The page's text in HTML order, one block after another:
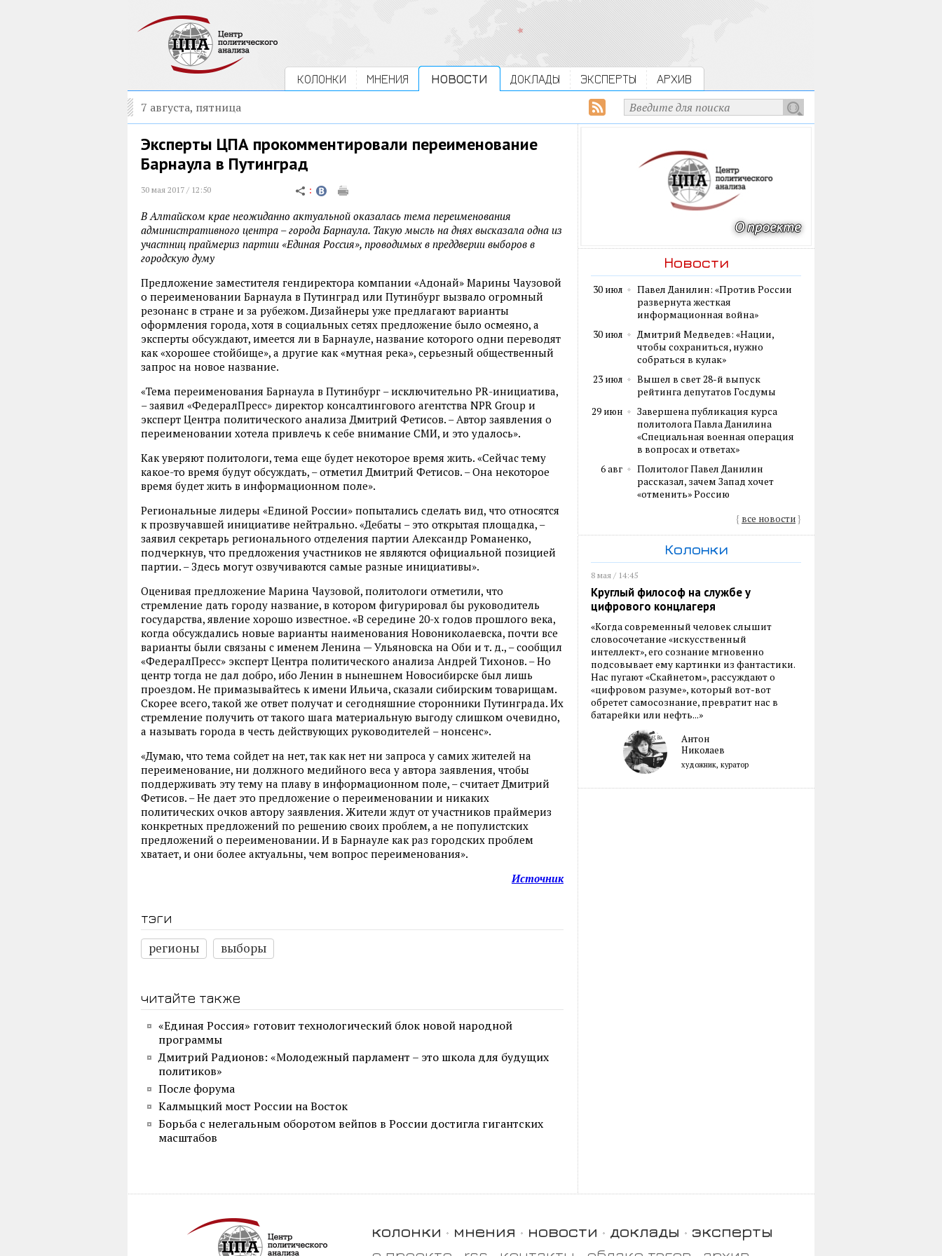
КОЛОНКИ МНЕНИЯ НОВОСТИ ДОКЛАДЫ ЭКСПЕРТЫ АРХИВ
7 августа, пятница
Эксперты ЦПА прокомментировали переименование
Барнаула в Путинград
30 мая 2017 / 12:50
В Алтайском крае неожиданно актуальной оказалась тема переименования
административного центра – города Барнаула. Такую мысль на днях высказала одна из
участниц праймериз партии «Единая Россия», проводимых в преддверии выборов в
городскую думу
Предложение заместителя гендиректора компании «Адонай» Марины Чаузовой
о переименовании Барнаула в Путинград или Путинбург вызвало огромный
резонанс в стране и за рубежом. Дизайнеры уже предлагают варианты
оформления города, хотя в социальных сетях предложение было осмеяно, а
эксперты обсуждают, имеется ли в Барнауле, название которого одни переводят
как «хорошее стойбище», а другие как «мутная река», серьезный общественный
запрос на новое название.
«Тема переименования Барнаула в Путинбург – исключительно PR-инициатива,
– заявил «ФедералПресс» директор консалтингового агентства NPR Group и
эксперт Центра политического анализа Дмитрий Фетисов. – Автор заявления о
переименовании хотела привлечь к себе внимание СМИ, и это удалось».
Как уверяют политологи, тема еще будет некоторое время жить. «Сейчас тему
какое-то время будут обсуждать, – отметил Дмитрий Фетисов. – Она некоторое
время будет жить в информационном поле».
Региональные лидеры «Единой России» попытались сделать вид, что относятся
к прозвучавшей инициативе нейтрально. «Дебаты – это открытая площадка, –
заявил секретарь регионального отделения партии Александр Романенко,
подчеркнув, что предложения участников не являются официальной позицией
партии. – Здесь могут озвучиваются самые разные инициативы».
Оценивая предложение Марина Чаузовой, политологи отметили, что
стремление дать городу название, в котором фигурировал бы руководитель
государства, явление хорошо известное. «В середине 20-х годов прошлого века,
когда обсуждались новые варианты наименования Новониколаевска, почти все
варианты были связаны с именем Ленина — Ульяновска на Оби и т. д., – сообщил
«ФедералПресс» эксперт Центра политического анализа Андрей Тихонов. – Но
центр тогда не дал добро, ибо Ленин в нынешнем Новосибирске был лишь
проездом. Не примазывайтесь к имени Ильича, сказали сибирским товарищам.
Скорее всего, такой же ответ получат и сегодняшние сторонники Путинграда. Их
стремление получить от такого шага материальную выгоду слишком очевидно,
а называть города в честь действующих руководителей – нонсенс».
«Думаю, что тема сойдет на нет, так как нет ни запроса у самих жителей на
переименование, ни должного медийного веса у автора заявления, чтобы
поддерживать эту тему на плаву в информационном поле, – считает Дмитрий
Фетисов. – Не дает это предложение о переименовании и никаких
политических очков автору заявления. Жители ждут от участников праймериз
конкретных предложений по решению своих проблем, а не популистских
предложений о переименовании. И в Барнауле как раз городских проблем
хватает, и они более актуальны, чем вопрос переименования».
Источник
тэги
регионы
выборы
читайте также
«Единая Россия» готовит технологический блок новой народной
программы
Дмитрий Радионов: «Молодежный парламент – это школа для будущих
политиков»
После форума
Калмыцкий мост России на Восток
Борьба с нелегальным оборотом вейпов в России достигла гигантских
масштабов
Новости
30 июл
Павел Данилин: «Против России
развернута жесткая
информационная война»
30 июл
Дмитрий Медведев: «Нации,
чтобы сохраниться, нужно
собраться в кулак»
23 июл
Вышел в свет 28-й выпуск
рейтинга депутатов Госдумы
29 июн
Завершена публикация курса
политолога Павла Данилина
«Специальная военная операция
в вопросах и ответах»
6 авг
Политолог Павел Данилин
рассказал, зачем Запад хочет
«отменить» Россию
{ все новости}
Колонки
8 мая / 14:45
Круглый философ на службе у
цифрового концлагеря
«Когда современный человек слышит
словосочетание «искусственный
интеллект», его сознание мгновенно
подсовывает ему картинки из фантастики.
Нас пугают «Скайнетом», рассуждают о
«цифровом разуме», который вот-вот
обретет самосознание, превратит нас в
батарейки или нефть...»
Антон
Николаев
художник, куратор
колонки мнения новости доклады
эксперты